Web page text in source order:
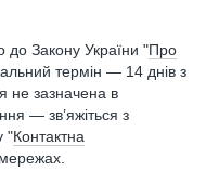
до Закону України "Про
термін — 14 днів з
не зазначена в
— зв’яжіться з
"Контактна